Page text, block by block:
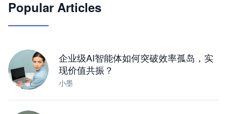
JimoClaw 桌面 AI Agent 工作台
Popular Articles
企业级AI智能体如何突破效率孤岛，实
现价值共振？
小墨